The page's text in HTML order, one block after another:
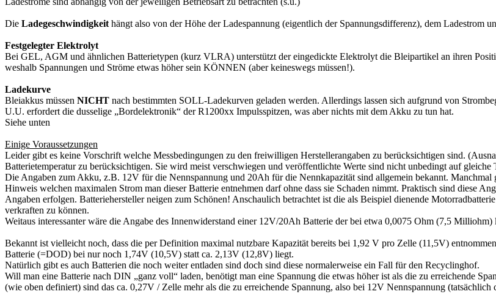
Die Ladegeschwindigkeit hängt also von der Höhe der Ladespannung (eigentlich der Spannungsdifferenz), dem Ladestrom
Festgelegter Elektrolyt
Bei GEL, AGM und ähnlichen Batterietypen (kurz VLRA) unterstützt der eingedickte Elektrolyt die Bleipartikel an ihren
weshalb Spannungen und Ströme etwas höher sein KÖNNEN (aber keineswegs müssen!).
Ladekurve
Bleiakkus müssen NICHT nach bestimmten SOLL-Ladekurven geladen werden. Allerdings lassen sich aufgrund von
U.U. erfordert die dusselige „Bordelektronik“ der R1200xx Impulsspitzen, was aber nichts mit dem Akku zu tun hat.
Siehe unten
Einige Voraussetzungen
Leider gibt es keine Vorschrift welche Messbedingungen zu den freiwilligen Herstellerangaben zu berücksichtigen sind.
Batterietemperatur zu berücksichtigen. Sie wird meist verschwiegen und veröffentlichte Werte sind nicht unbedingt auf gleiche
Die Angaben zum Akku, z.B. 12V für die Nennspannung und 20Ah für die Nennkapazität sind allgemein bekannt.
Hinweis welchen maximalen Strom man dieser Batterie entnehmen darf ohne dass sie Schaden nimmt. Praktisch sind diese
Angaben erfolgen. Batteriehersteller neigen zum Schönen! Anschaulich betrachtet ist die als Beispiel dienende
verkraften zu können.
Weitaus interessanter wäre die Angabe des Innenwiderstand einer 12V/20Ah Batterie der bei etwa 0,0075 Ohm (7,5
Bekannt ist vielleicht noch, dass die per Definition maximal nutzbare Kapazität bereits bei 1,92 V pro Zelle (11,5V)
Batterie (=DOD) bei nur noch 1,74V (10,5V) statt ca. 2,13V (12,8V) liegt.
Natürlich gibt es auch Batterien die noch weiter entladen sind doch sind diese normalerweise ein Fall für den Recyclinghof.
Will man eine Batterie nach DIN „ganz voll“ laden, benötigt man eine Spannung die etwas höher ist als die zu erreichende
(wie oben definiert) sind das ca. 0,27V / Zelle mehr als die zu erreichende Spannung, also bei 12V Nennspannung